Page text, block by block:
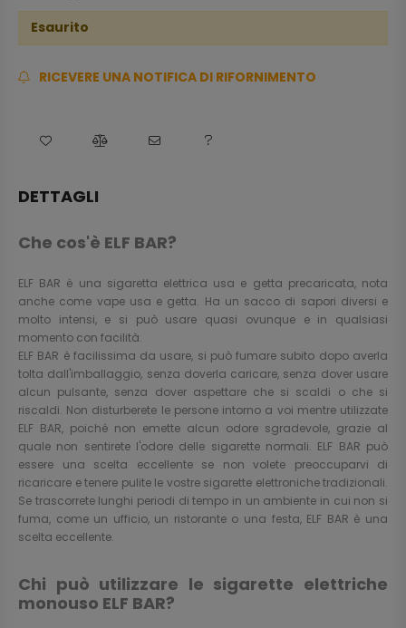
Esaurito
RICEVERE UNA NOTIFICA DI RIFORNIMENTO
DETTAGLI
Che cos'è ELF BAR?
ELF BAR è una sigaretta elettrica usa e getta precaricata, nota
anche come vape usa e getta. Ha un sacco di sapori diversi e
molto intensi, e si può usare quasi ovunque e in qualsiasi
momento con facilità.
ELF BAR è facilissima da usare, si può fumare subito dopo averla
tolta dall'imballaggio, senza doverla caricare, senza dover usare
alcun pulsante, senza dover aspettare che si scaldi o che si
riscaldi. Non disturberete le persone intorno a voi mentre utilizzate
ELF BAR, poiché non emette alcun odore sgradevole, grazie al
quale non sentirete l'odore delle sigarette normali. ELF BAR può
essere una scelta eccellente se non volete preoccuparvi di
ricaricare e tenere pulite le vostre sigarette elettroniche tradizionali.
Se trascorrete lunghi periodi di tempo in un ambiente in cui non si
fuma, come un ufficio, un ristorante o una festa, ELF BAR è una
scelta eccellente.
Chi può utilizzare le sigarette elettriche
monouso ELF BAR?